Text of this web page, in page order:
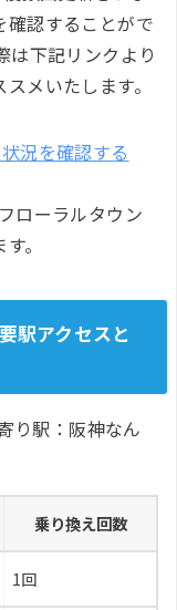
確認することがで
は下記リンクより
メいたします。
況を確認する
ローラルタウン
。
駅アクセスと
り駅：阪神なん
乗り換え回数
1回